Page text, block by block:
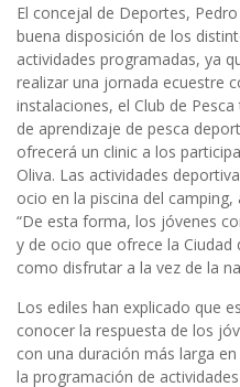
El concejal de Deportes,
buena disposición de los
actividades programadas, ya
realizar una jornada ecuestre
instalaciones, el Club de
de aprendizaje de pesca
ofrecerá un clinic a los
Oliva. Las actividades
ocio en la piscina del
“De esta forma, los jóvenes
y de ocio que ofrece la
como disfrutar a la vez de la
Los ediles han explicado que
conocer la respuesta de los
con una duración más larga
la programación de